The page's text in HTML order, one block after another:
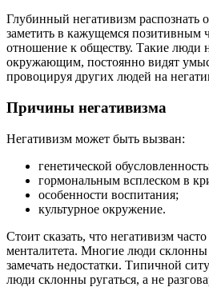
Глубинный негативизм распознать
заметить в кажущемся позитивным
отношение к обществу. Такие люди
окружающим, постоянно видят
провоцируя других людей на
Причины негативизма
Негативизм может быть вызван:
генетической
гормональным всплеском в
особенности воспитания;
культурное окружение.
Стоит сказать, что негативизм
менталитета. Многие люди склонны
замечать недостатки. Типичной
люди склонны ругаться, а не